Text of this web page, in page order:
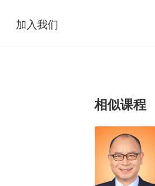
加入我们
相似课程